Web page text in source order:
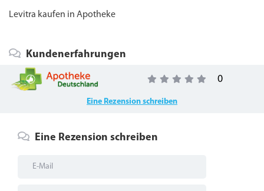
Levitra kaufen in Apotheke
Kundenerfahrungen
0
Eine Rezension schreiben
Eine Rezension schreiben